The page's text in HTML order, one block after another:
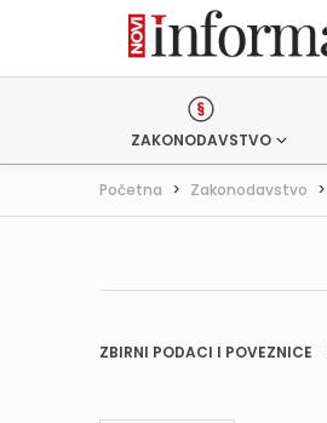
ZAKONODAVSTVO
Početna > Zakonodavstvo >
ZBIRNI PODACI I POVEZNICE